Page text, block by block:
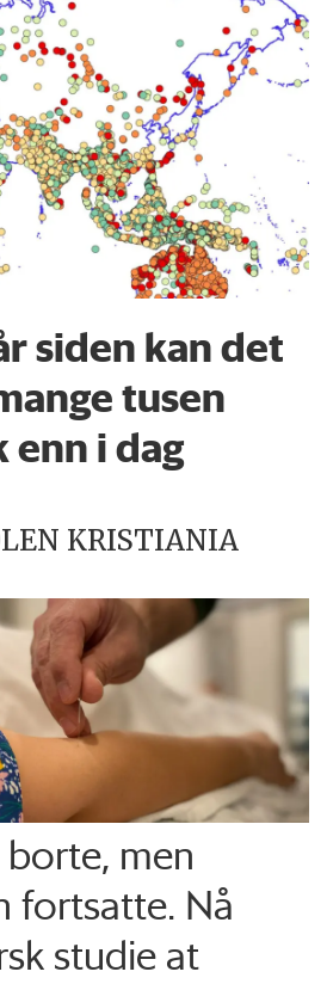
siden kan det
tusen
enn i dag
KRISTIANIA
men
fortsatte. Nå
studie at